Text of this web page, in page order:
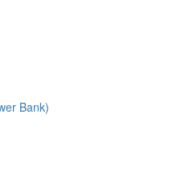
Bank)